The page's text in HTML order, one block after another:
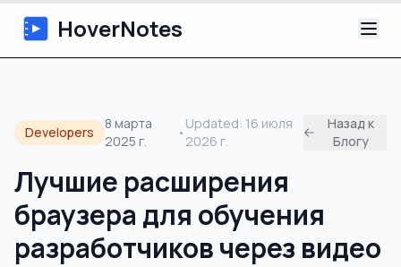
HoverNotes
Extension
ИИ-видеоконспекты
Developers
8 марта
2025 г.
•
Updated: 16 июля
2026 г.
Назад к
Блогу
Лучшие расширения
браузера для обучения
разработчиков через видео